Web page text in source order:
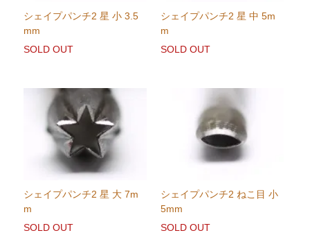
シェイプパンチ2 星 小 3.5
mm
SOLD OUT
シェイプパンチ2 星 中 5m
m
SOLD OUT
シェイプパンチ2 星 大 7m
m
SOLD OUT
シェイプパンチ2 ねこ目 小
5mm
SOLD OUT